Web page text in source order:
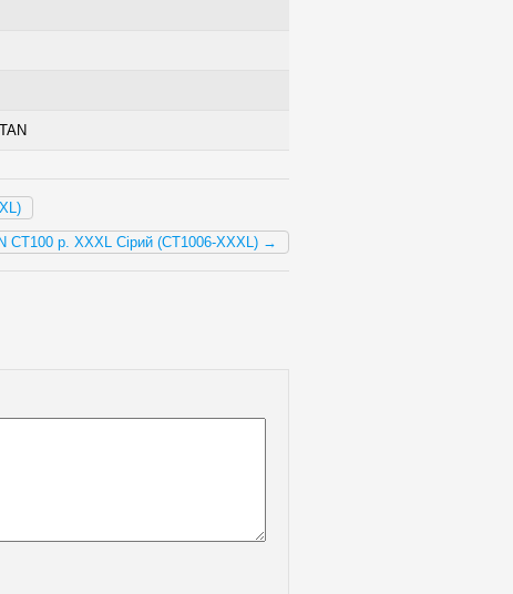
CT100 р. XXXL Сірий (CT1006-XXXL) →